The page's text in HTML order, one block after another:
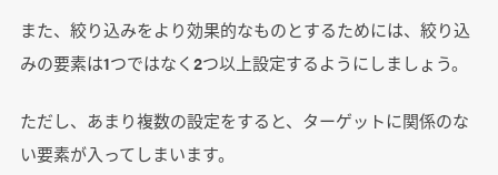
また、絞り込みをより効果的なものとするためには、絞り込
みの要素は1つではなく2つ以上設定するようにしましょう。
ただし、あまり複数の設定をすると、ターゲットに関係のな
い要素が入ってしまいます。